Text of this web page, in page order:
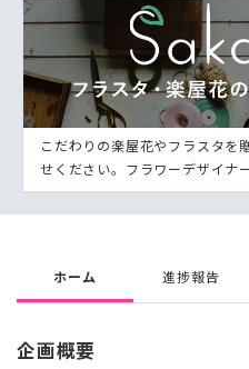
こだわりの楽屋花やフラスタを
せください。フラワーデザイナ
ホーム 進捗報告
企画概要